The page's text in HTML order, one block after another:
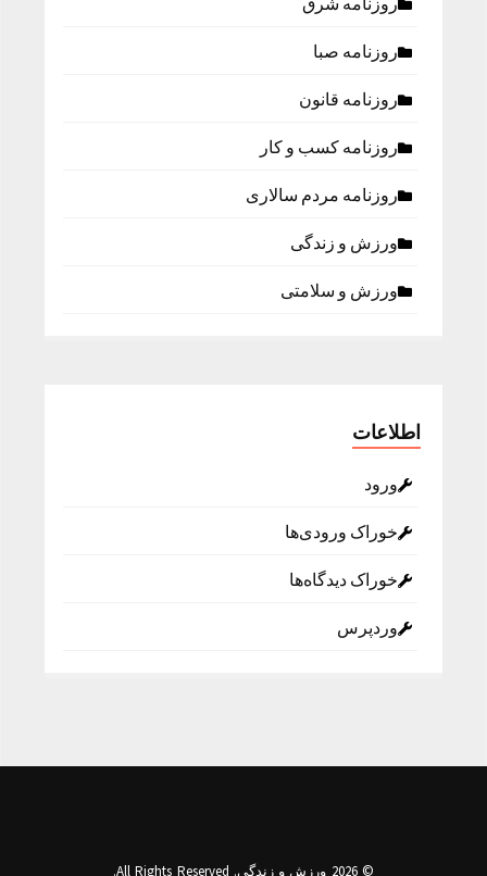
روزنامه صبا
روزنامه قانون
روزنامه كسب و كار
روزنامه مردم سالاری
ورزش و زندگی
ورزش و سلامتی
اطلاعات
ورود
خوراک ورودی‌ها
خوراک دیدگاه‌ها
وردپرس
© 2026 ورزش و زندگی. All Rights Reserved.